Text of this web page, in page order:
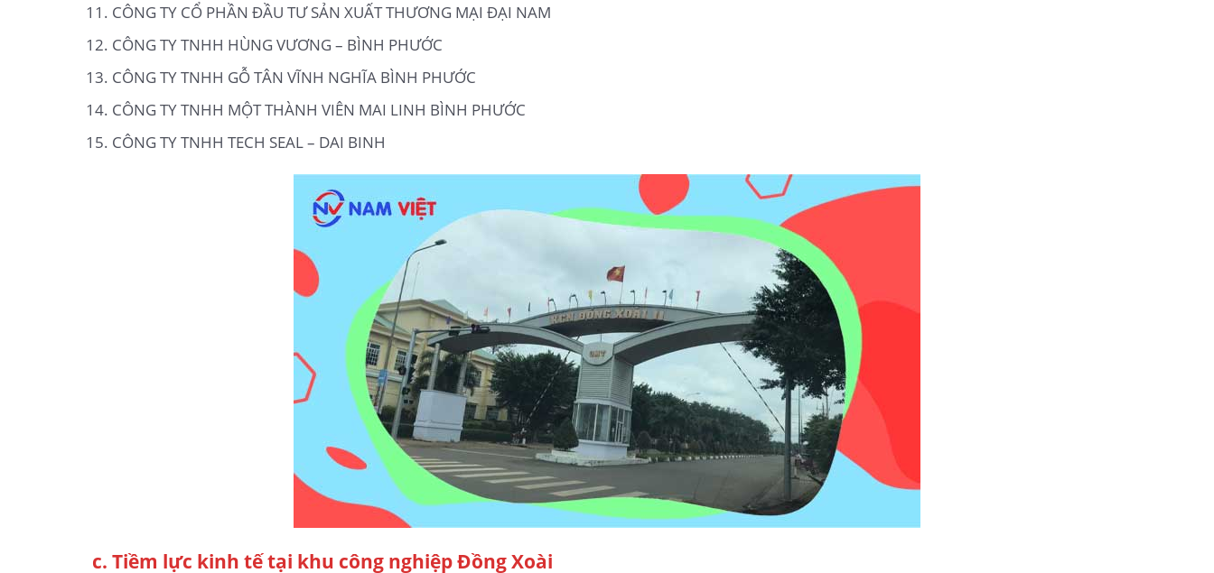
CÔNG TY CỔ PHẦN ĐẦU TƯ SẢN XUẤT THƯƠNG MẠI ĐẠI NAM
CÔNG TY TNHH HÙNG VƯƠNG – BÌNH PHƯỚC
CÔNG TY TNHH GỖ TÂN VĨNH NGHĨA BÌNH PHƯỚC
CÔNG TY TNHH MỘT THÀNH VIÊN MAI LINH BÌNH PHƯỚC
CÔNG TY TNHH TECH SEAL – DAI BINH
c. Tiềm lực kinh tế tại khu công nghiệp Đồng Xoài